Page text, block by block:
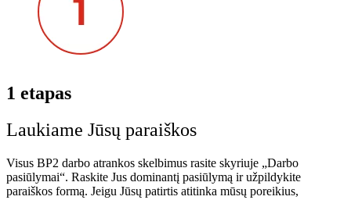
1 etapas
Laukiame Jūsų paraiškos
Visus BP2 darbo atrankos skelbimus rasite skyriuje „Darbo
pasiūlymai“. Raskite Jus dominantį pasiūlymą ir užpildykite
paraiškos formą. Jeigu Jūsų patirtis atitinka mūsų poreikius,